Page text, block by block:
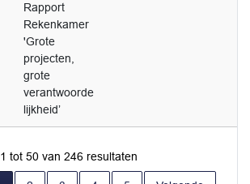
Rapport
Rekenkamer
'Grote
projecten,
grote
verantwoorde
lijkheid’
1 tot 50 van 246 resultaten